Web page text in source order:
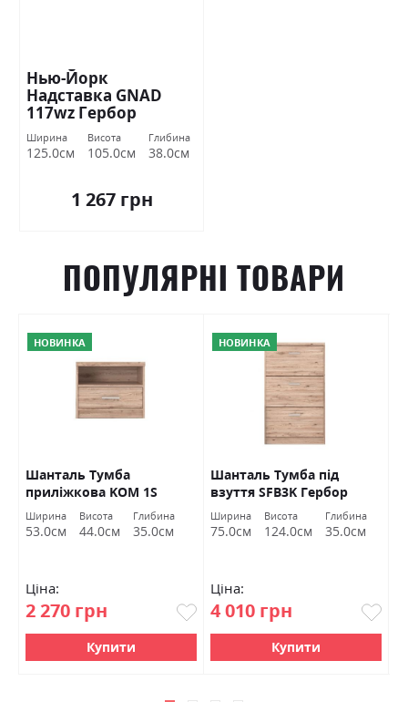
Нью-Йорк
Надставка GNAD
117wz Гербор
Ширина
125.0см
Висота
105.0см
Глибина
38.0см
1 267 грн
ПОПУЛЯРНІ ТОВАРИ
НОВИНКА
Шанталь Тумба
приліжкова KOM 1S
Гербор
Ширина
53.0см
Висота
44.0см
Глибина
35.0см
Ціна:
2 270 грн
Купити
НОВИНКА
Шанталь Тумба під
взуття SFB3K Гербор
Ширина
75.0см
Висота
124.0см
Глибина
35.0см
Ціна:
4 010 грн
Купити